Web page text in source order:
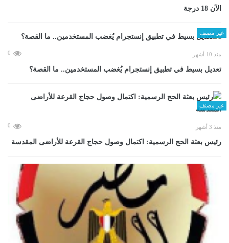
الآن 18 درجة
غير مصنف
منذ 10 أشهر 0
تعديل بسيط في تطبيق إنستجرام يُغضب المستخدمين.. ما القصة؟
غير مصنف
منذ 3 أشهر 0
رئيس بعثة الحج الرسمية: اكتمال وصول حجاج القرعة للأراضى المقدسة